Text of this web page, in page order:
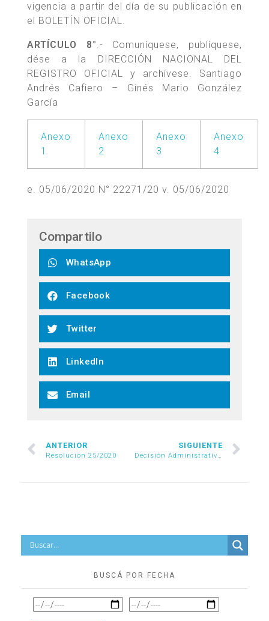
vigencia a partir del día de su publicación en
el BOLETÍN OFICIAL.
ARTÍCULO 8°.- Comuníquese, publíquese,
dése a la DIRECCIÓN NACIONAL DEL
REGISTRO OFICIAL y archívese. Santiago
Andrés Cafiero – Ginés Mario González
García
Anexo
1
Anexo
2
Anexo
3
Anexo
4
e. 05/06/2020 N° 22271/20 v. 05/06/2020
Compartilo
WhatsApp
Facebook
Twitter
LinkedIn
Email
ANTERIOR
Resolución 25/2020
SIGUIENTE
Decisión Administrativa 975/2020
BUSCÁ POR FECHA